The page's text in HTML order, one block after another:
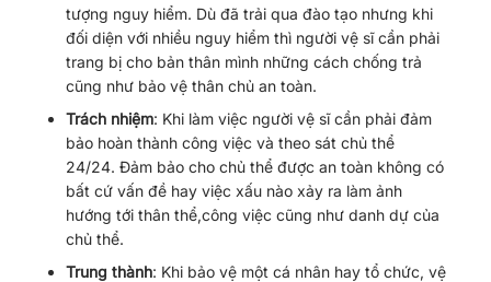
tượng nguy hiểm. Dù đã trải qua đào tạo nhưng khi
đối diện với nhiều nguy hiểm thì người vệ sĩ cần phải
trang bị cho bản thân mình những cách chống trả
cũng như bảo vệ thân chủ an toàn.
Trách nhiệm: Khi làm việc người vệ sĩ cần phải đảm
bảo hoàn thành công việc và theo sát chủ thể
24/24. Đảm bảo cho chủ thể được an toàn không có
bất cứ vấn đề hay việc xấu nào xảy ra làm ảnh
hướng tới thân thể,công việc cũng như danh dự của
chủ thể.
Trung thành: Khi bảo vệ một cá nhân hay tổ chức, vệ